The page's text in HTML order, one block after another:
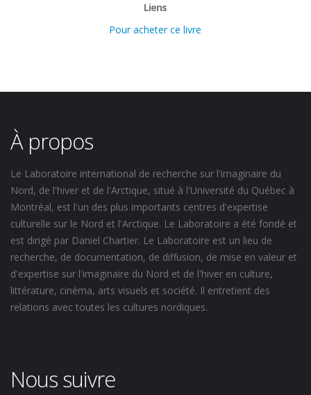
Liens
Pour acheter ce livre
À propos
Le Laboratoire international de recherche sur l'imaginaire du
Nord, de l'hiver et de l'Arctique, situé à l'Université du Québec à
Montréal, est l'un des plus importants centres d'expertise
culturelle sur le Nord et l'Arctique. Le Laboratoire a été fondé et
est dirigé par Daniel Chartier. Le Laboratoire est un lieu de
recherche, de documentation, de diffusion, de mise en valeur et
d'expertise sur l'imaginaire du Nord et de l'hiver en culture,
littérature, cinéma, arts visuels et société. Il entretient des
relations avec toutes les cultures nordiques.
Nous suivre